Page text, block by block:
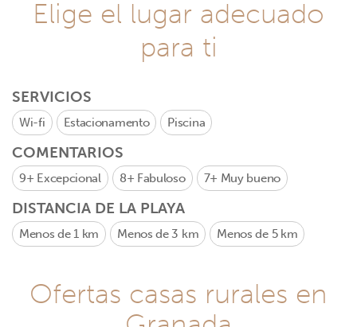
Elige el lugar adecuado
para ti
SERVICIOS
Wi-fi Estacionamento Piscina
COMENTARIOS
9+ Excepcional 8+ Fabuloso 7+ Muy bueno
DISTANCIA DE LA PLAYA
Menos de 1 km Menos de 3 km Menos de 5 km
Ofertas casas rurales en